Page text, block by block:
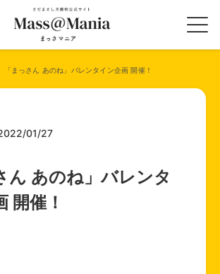
「まっさん あのね」バレンタイン企画 開催！
01/27
ん あのね」バレンタ
開催！